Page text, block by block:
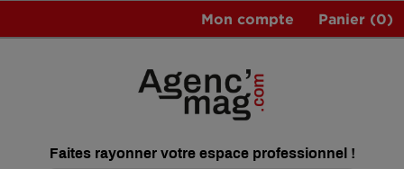
Panier (0)
Mon compte
Faites rayonner votre espace professionnel !